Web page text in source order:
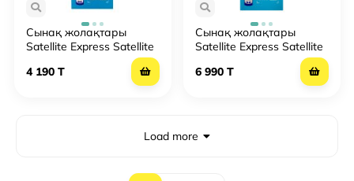
Сынақ жолақтары
Satellite Express Satellite
4 190 T
Сынақ жолақтары
Satellite Express Satellite
6 990 T
Load more